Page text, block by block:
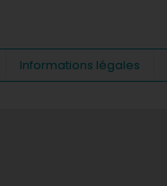
Informations légales